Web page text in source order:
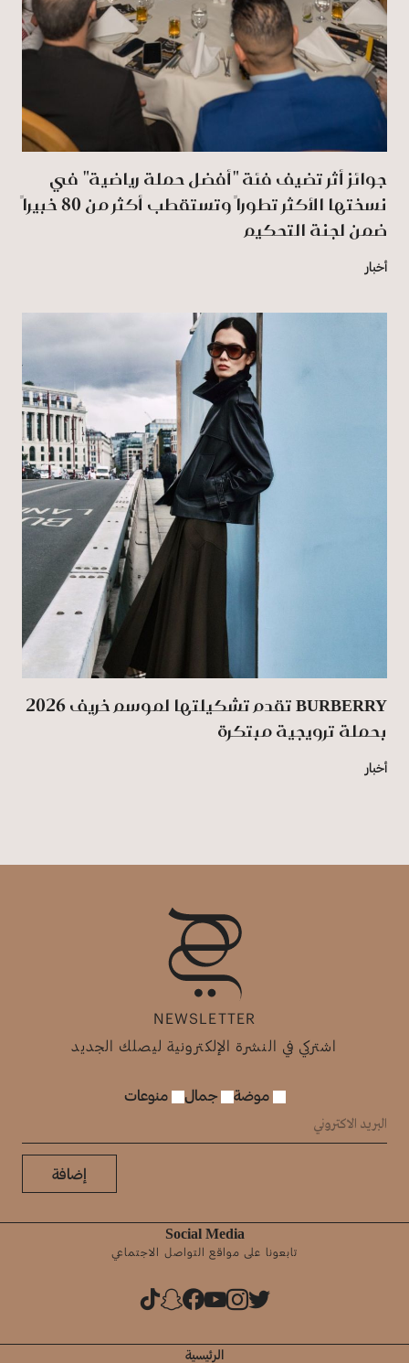
جوائز أثر تضيف فئة "أفضل حملة رياضية" في
نسختها الأكثر تطوراً وتستقطب أكثر من 80 خبيراً
ضمن لجنة التحكيم
أخبار
BURBERRY تقدم تشكيلتها لموسم خريف 2026
بحملة ترويجية مبتكرة
أخبار
NEWSLETTER
اشتركي في النشرة الإلكترونية ليصلك الجديد
موضة جمال منوعات
إضافة
Social Media
تابعونا على مواقع التواصل الاجتماعي
الرئيسية